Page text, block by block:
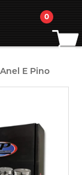
0
E Pino